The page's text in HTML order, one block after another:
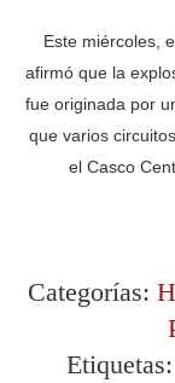
Este miércoles,
afirmó que la
fue originada por
que varios
el Casco
Categorías:
Etiquetas: